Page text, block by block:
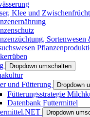
Klee und
Sortenwesen
Dropdown umschalten
und Fütterung
Dropdown
Fütterungsstrategie
Datenbank Futtermittel
Dropdown